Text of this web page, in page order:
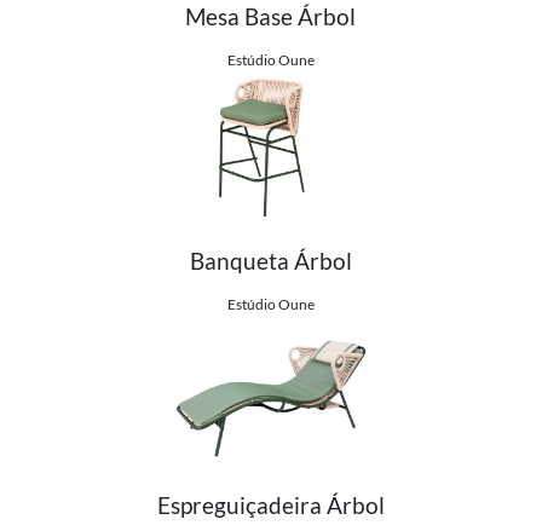
Ver detalhes do produto
Mesa Base Árbol
Estúdio Oune
Ver detalhes do produto
Banqueta Árbol
Estúdio Oune
Ver detalhes do produto
Espreguiçadeira Árbol